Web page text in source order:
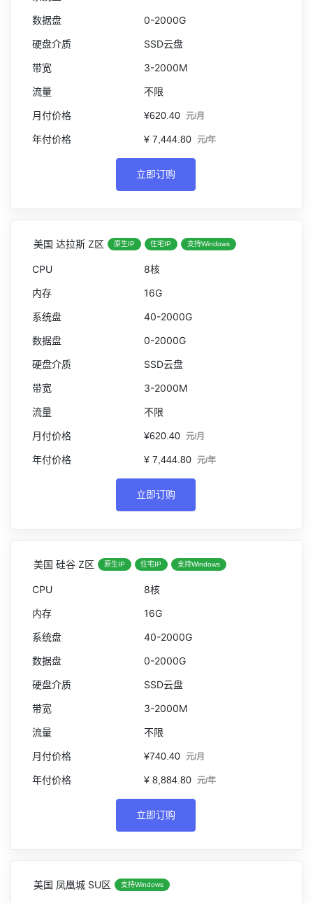
0-2000G
SSD云盘
3-2000M
不限
¥620.40 元/月
¥ 7,444.80 元/年
立即订购
美国 达拉斯 Z区 原生IP 住宅IP 支持Windows
8核
16G
40-2000G
0-2000G
SSD云盘
3-2000M
不限
¥620.40 元/月
¥ 7,444.80 元/年
立即订购
美国 硅谷 Z区 原生IP 住宅IP 支持Windows
8核
16G
40-2000G
0-2000G
SSD云盘
3-2000M
不限
¥740.40 元/月
¥ 8,884.80 元/年
立即订购
美国 凤凰城 SU区 支持Windows